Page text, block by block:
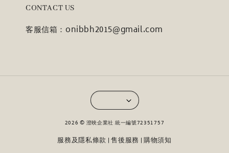
CONTACT US
客服信箱：onibbh2015@gmail.com
2026 © 澄映企業社 統一編號72351757
服務及隱私條款 |售後服務 |購物須知